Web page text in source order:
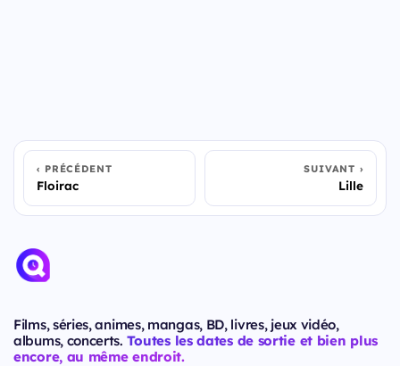
PRÉCÉDENT
Floirac
SUIVANT
Lille
Films, séries, animes, mangas, BD, livres, jeux vidéo,
albums, concerts. Toutes les dates de sortie et bien plus
encore, au même endroit.